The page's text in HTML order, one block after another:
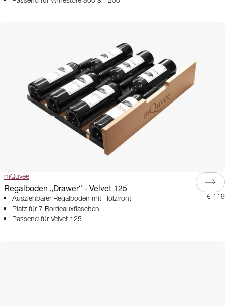
mQuvée
Regalboden „Drawer“ - Velvet 125
Ausziehbarer Regalboden mit Holzfront
Platz für 7 Bordeauxflaschen
Passend für Velvet 125
€ 119